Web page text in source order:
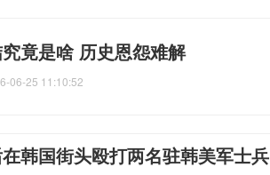
竟是啥 历史恩怨难解
06-25 11:10:52
韩国街头殴打两名驻韩美军士兵